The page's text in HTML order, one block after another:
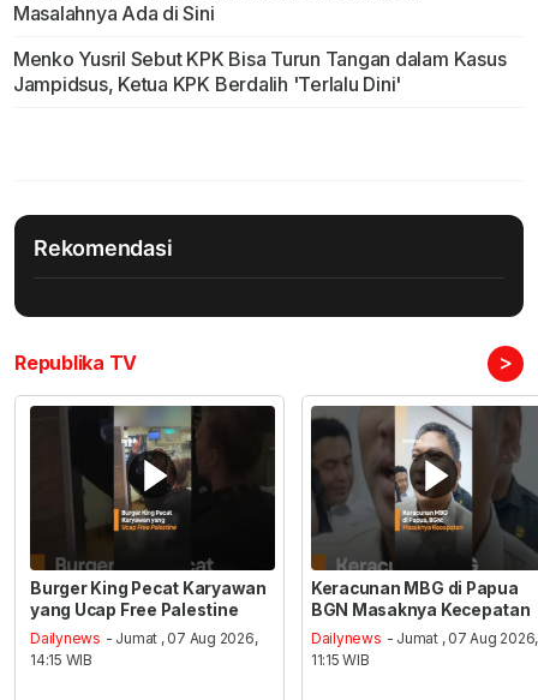
Masalahnya Ada di Sini
Menko Yusril Sebut KPK Bisa Turun Tangan dalam Kasus
Jampidsus, Ketua KPK Berdalih 'Terlalu Dini'
Rekomendasi
Republika TV >
Burger King Pecat Karyawan
yang Ucap Free Palestine
Dailynews - Jumat , 07 Aug 2026,
14:15 WIB
Keracunan MBG di Papua
BGN Masaknya Kecepatan
Dailynews - Jumat , 07 Aug 2026,
11:15 WIB